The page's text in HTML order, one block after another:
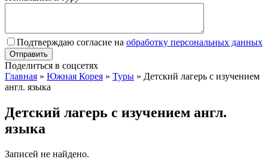
Подтверждаю согласие на обработку персональных данных
Поделиться в соцсетях
Главная » Южная Корея » Туры » Детский лагерь с изучением
англ. языка
Детский лагерь с изучением англ.
языка
Записей не найдено.